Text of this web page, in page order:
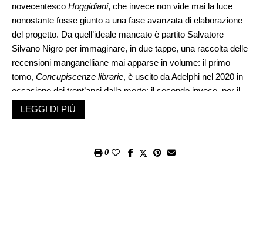
novecentesco Hoggidiani, che invece non vide mai la luce
nonostante fosse giunto a una fase avanzata di elaborazione
del progetto. Da quell’ideale mancato è partito Salvatore
Silvano Nigro per immaginare, in due tappe, una raccolta delle
recensioni manganelliane mai apparse in volume: il primo
tomo, Concupiscenze librarie, è uscito da Adelphi nel 2020 in
occasione dei trent’anni dalla morte; il secondo invece, per il
centenario della nascita, fresco di stampa, porta il titolo
complementare diAltre concupiscenze
A chi si chiedesse che tipo di recensore fosse l’autore di
LEGGI DI PIÙ
0